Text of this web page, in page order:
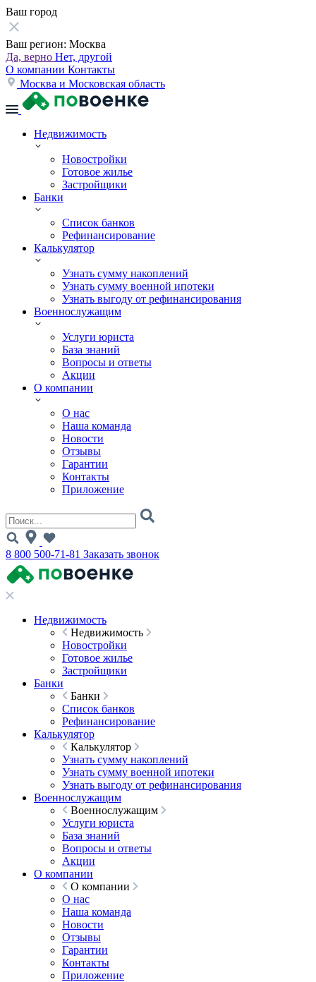
Ваш город
Ваш регион: Москва
Да, верно Нет, другой
О компании Контакты
Москва и Московская область
Недвижимость
Новостройки
Готовое жилье
Застройщики
Банки
Список банков
Рефинансирование
Калькулятор
Узнать сумму накоплений
Узнать сумму военной ипотеки
Узнать выгоду от рефинансирования
Военнослужащим
Услуги юриста
База знаний
Вопросы и ответы
Акции
О компании
О нас
Наша команда
Новости
Отзывы
Гарантии
Контакты
Приложение
8 800 500-71-81 Заказать звонок
Недвижимость
Недвижимость
Новостройки
Готовое жилье
Застройщики
Банки
Банки
Список банков
Рефинансирование
Калькулятор
Калькулятор
Узнать сумму накоплений
Узнать сумму военной ипотеки
Узнать выгоду от рефинансирования
Военнослужащим
Военнослужащим
Услуги юриста
База знаний
Вопросы и ответы
Акции
О компании
О компании
О нас
Наша команда
Новости
Отзывы
Гарантии
Контакты
Приложение